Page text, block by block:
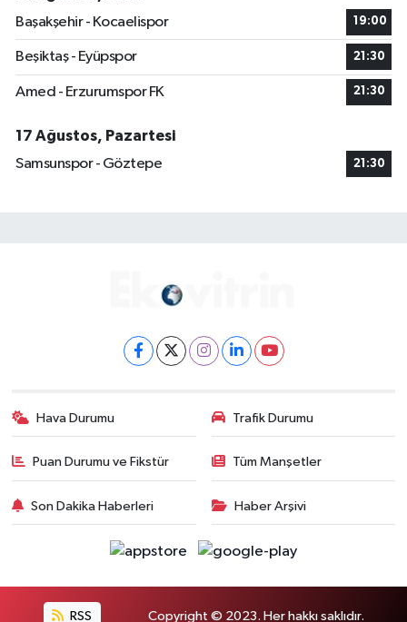
Başakşehir - Kocaelispor
19:00
Beşiktaş - Eyüpspor 21:30
Amed - Erzurumspor FK 21:30
17 Ağustos, Pazartesi
Samsunspor - Göztepe
21:30
Hava Durumu Trafik Durumu
Puan Durumu ve Fikstür Tüm Manşetler
Son Dakika Haberleri Haber Arşivi
RSS Copyright © 2023. Her hakkı saklıdır.